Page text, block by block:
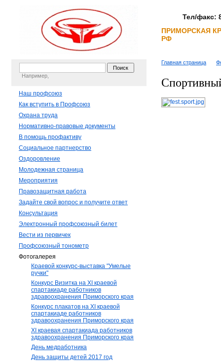
Тел/факс:
ПРИМОРСКАЯ
РФ
Например,
Наш профсоюз
Как вступить в Профсоюз
Охрана труда
Нормативно-правовые документы
В помощь профактиву
Социальное партнерство
Оздоровление
Молодежная страница
Мероприятия
Правозащитная работа
Задайте свой вопрос и получите ответ
Консультация
Электронный профсоюзный билет
Вести из первичек
Профсоюзный тонометр
Фотогалерея
Краевой конкурс-выставка "Умелые
ручки"
Конкурс Визитка на XI краевой
спартакиаде работников
здравоохранения Приморского края
Конкурс плакатов на XI краевой
спартакиаде работников
здравоохранения Приморского края
XI краевая спартакиада работников
здравоохранения Приморского края
День медработника
День защиты детей 2017 год
Главная страница